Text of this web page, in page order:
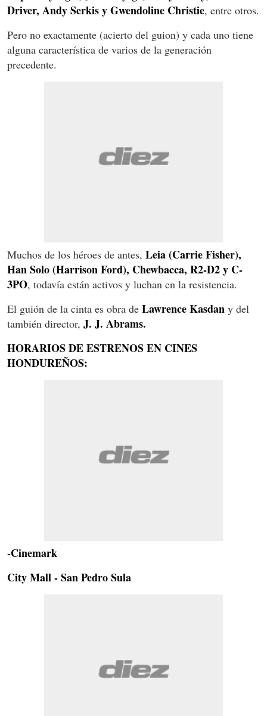
Driver, Andy Serkis y Gwendoline Christie, entre otros.
Pero no exactamente (acierto del guion) y cada uno tiene
alguna característica de varios de la generación
precedente.
Muchos de los héroes de antes, Leia (Carrie Fisher),
Han Solo (Harrison Ford), Chewbacca, R2-D2 y C-
3PO, todavía están activos y luchan en la resistencia.
El guión de la cinta es obra de Lawrence Kasdan y del
también director, J. J. Abrams.
HORARIOS DE ESTRENOS EN CINES
HONDUREÑOS:
-Cinemark
City Mall - San Pedro Sula